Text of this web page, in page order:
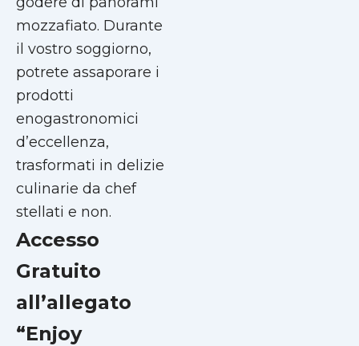
mozzafiato. Durante
il vostro soggiorno,
potrete assaporare i
prodotti
enogastronomici
d’eccellenza,
trasformati in delizie
culinarie da chef
stellati e non.
Accesso
Gratuito
all’allegato
“Enjoy